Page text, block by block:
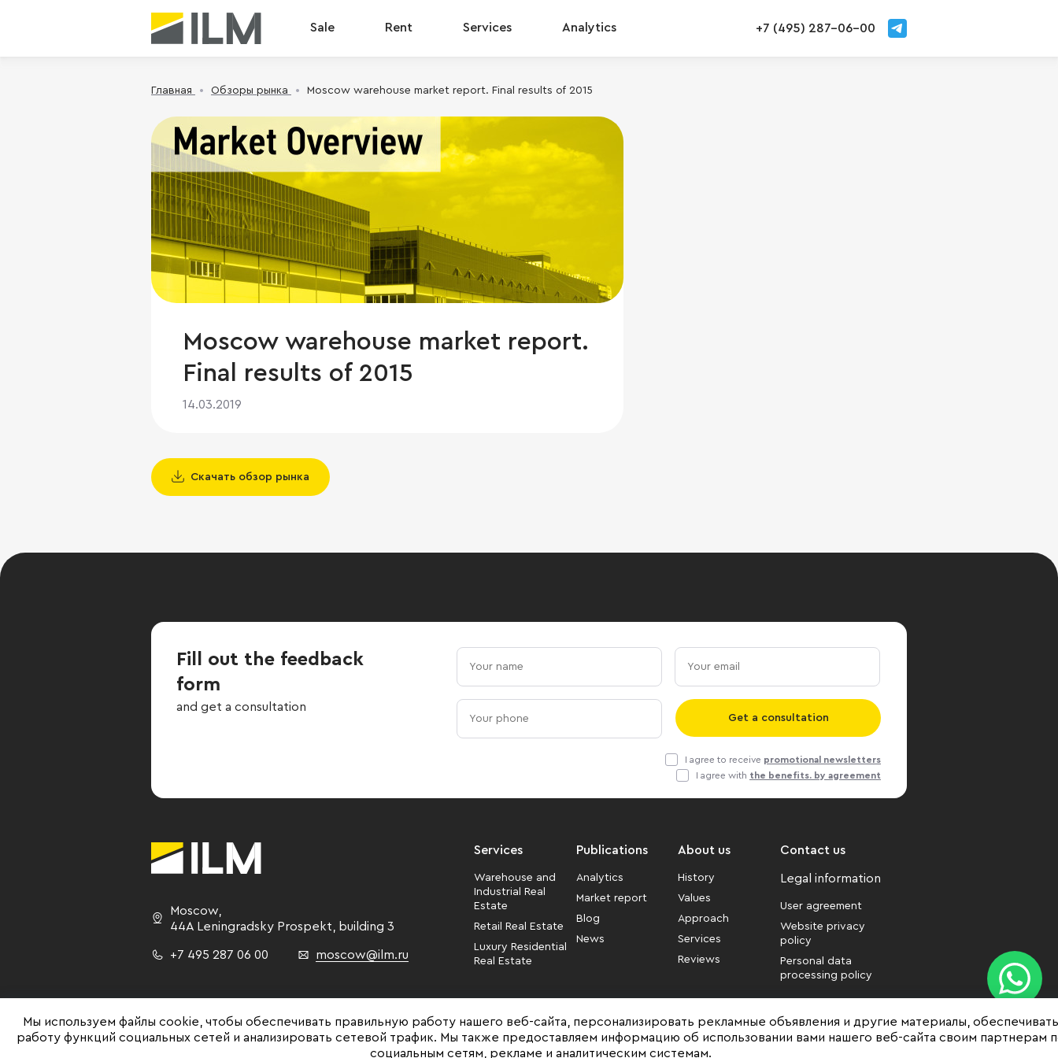
Sale Rent Services Analytics +7 (495) 287-06-00
Главная Обзоры рынка Moscow warehouse market report. Final results of 2015
Moscow warehouse market report.
Final results of 2015
14.03.2019
Скачать обзор рынка
Fill out the feedback
form
and get a consultation
Get a consultation
I agree to receive promotional newsletters
I agree with the benefits. by agreement
Moscow
44A Leningradsky Prospekt,
building 3
+7 495 287 06 00 moscow@ilm.ru
Services
Warehouse and
Industrial Real
Estate
Retail Real Estate
Luxury Residential
Real Estate
Publications
Analytics
Market report
Blog
News
About us
History
Values
Approach
Services
Reviews
Contact us
Legal information
User agreement
Website privacy
policy
Personal data
processing policy
Мы используем файлы cookie, чтобы обеспечивать правильную работу нашего веб-сайта, персонализировать рекламные объявления и другие материалы, обеспечивать
работу функций социальных сетей и анализировать сетевой трафик. Мы также предоставляем информацию об использовании вами нашего веб-сайта своим партнерам
социальным сетям, рекламе и аналитическим системам.